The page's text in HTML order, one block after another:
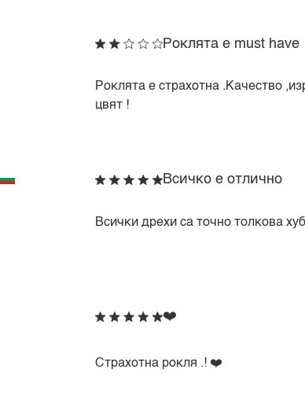
Роклята е must have
Роклята е страхотна .Качество
цвят !
Всичко е отлично
Всички дрехи са точно толкова
❤️
Страхотна рокля .! ❤️